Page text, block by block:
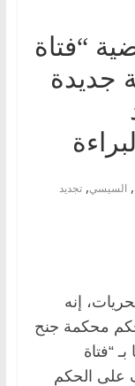
“فتاة
جديدة
, السيسي, تجديد
إنه
على حكم محكمة جنح
“فتاة
على الحكم